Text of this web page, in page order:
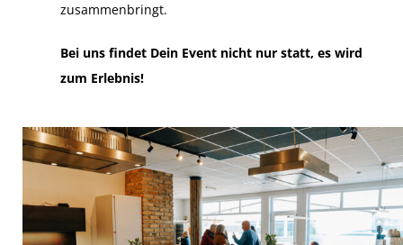
zusammenbringt.
Bei uns findet Dein Event nicht nur statt, es wird
zum Erlebnis!